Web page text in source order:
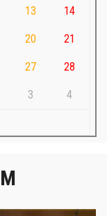
13 14
20 21
27 28
3 4